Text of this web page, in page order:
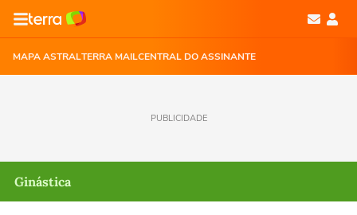
MAPA ASTRALTERRA MAILCENTRAL DO ASSINANTE
PUBLICIDADE
Ginástica